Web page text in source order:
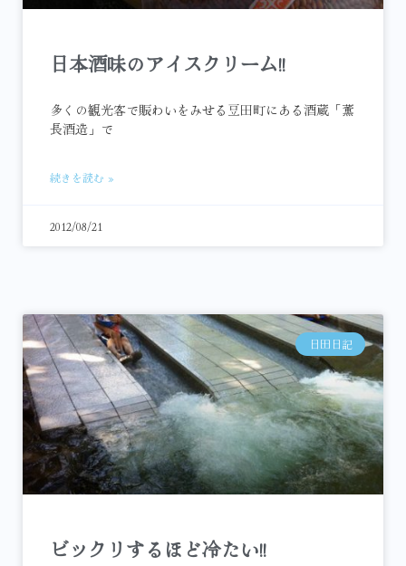
日本酒味のアイスクリーム!!
多くの観光客で賑わいをみせる豆田町にある酒蔵「薫
長酒造」で
続きを読む »
2012/08/21
日田日記
ビックリするほど冷たい!!